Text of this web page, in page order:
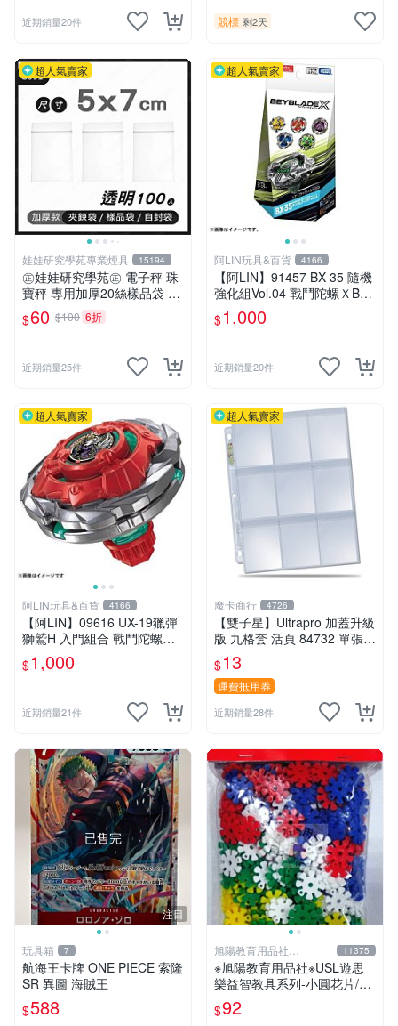
近期銷量20件 競標 剩2天
超人氣賣家
娃娃研究學苑專業煙具 15194
㊣娃娃研究學苑㊣ 電子秤 珠
寶秤 專用加厚20絲樣品袋 夾
鏈袋 5X7 (G051)
$60 $100 6折
近期銷量25件
超人氣賣家
阿LIN玩具&百貨 4166
【阿LIN】91457 BX-35 隨機
強化組Vol.04 戰鬥陀螺ＸBEY
BLADE X
$1,000
近期銷量20件
超人氣賣家
阿LIN玩具&百貨 4166
【阿LIN】09616 UX-19獵彈
獅鷲H 入門組合 戰鬥陀螺ＸB
EYBLADE X
$1,000
近期銷量21件
超人氣賣家
魔卡商行 4726
【雙子星】Ultrapro 加蓋升級
版 九格套 活頁 84732 單張寄
出 內頁 9格
$13
運費抵用券
近期銷量28件
注目
已售完
玩具箱 7
航海王卡牌 ONE PIECE 索隆
SR 異圖 海賊王
$588
旭陽教育用品社
20239298
11375
※旭陽教育用品社※USL遊思
樂益智教具系列-小圓花片/小
雪花片拼插積木(2.5cm,300
片裝)台灣製ST安全玩具
$92